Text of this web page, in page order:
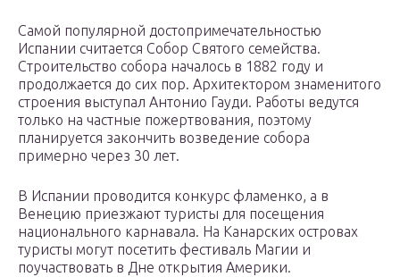
Самой популярной достопримечательностью
Испании считается Собор Святого семейства.
Строительство собора началось в 1882 году и
продолжается до сих пор. Архитектором знаменитого
строения выступал Антонио Гауди. Работы ведутся
только на частные пожертвования, поэтому
планируется закончить возведение собора
примерно через 30 лет.
В Испании проводится конкурс фламенко, а в
Венецию приезжают туристы для посещения
национального карнавала. На Канарских островах
туристы могут посетить фестиваль Магии и
поучаствовать в Дне открытия Америки.